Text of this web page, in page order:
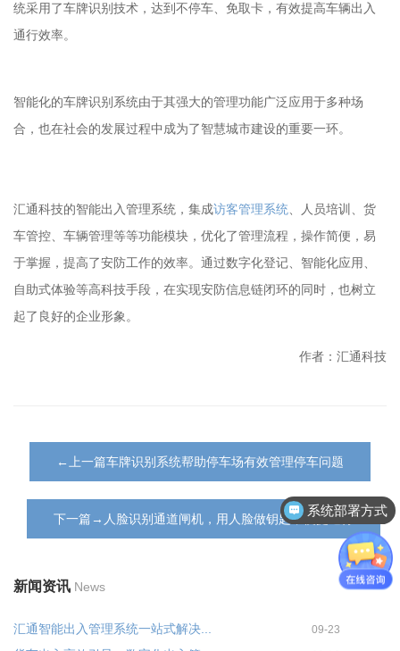
统采用了车牌识别技术，达到不停车、免取卡，有效提高车辆出入
通行效率。
智能化的车牌识别系统由于其强大的管理功能广泛应用于多种场
合，也在社会的发展过程中成为了智慧城市建设的重要一环。
汇通科技的智能出入管理系统，集成访客管理系统 、人员培训、货
车管控、车辆管理等等功能模块，优化了管理流程，操作简便，易
于掌握，提高了安防工作的效率。通过数字化登记、智能化应用、
自助式体验等高科技手段，在实现安防信息链闭环的同时，也树立
起了良好的企业形象。
作者：汇通科技
←上一篇车牌识别系统帮助停车场有效管理停车问题
下一篇→人脸识别通道闸机，用人脸做钥匙，便捷通行
新闻资讯 News
汇通智能出入管理系统一站式解决... 09-23
系统部署方式